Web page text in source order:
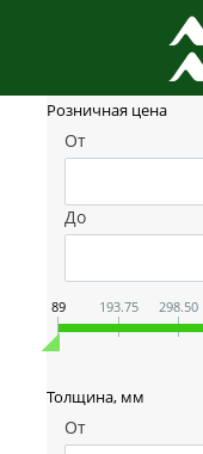
Фильтр товаров
Розничная цена
От
До
89 193.75 298.50
Толщина, мм
От